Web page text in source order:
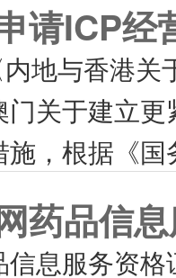
请ICP经
地与香港
门关于建立
，根据《
药品信
信息服务资